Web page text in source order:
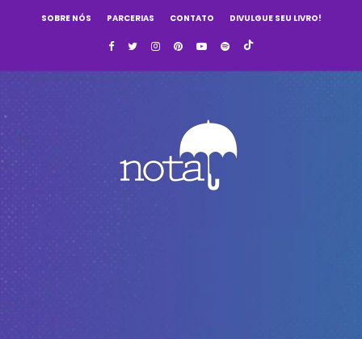
SOBRE NÓS PARCERIAS CONTATO DIVULGUE SEU LIVRO!